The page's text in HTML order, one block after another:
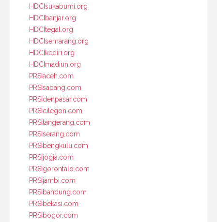
HDCIsukabumi.org
HDCIbanjar.org
HDCItegal.org
HDCIsemarang.org
HDCIkediri.org
HDCImadiun.org
PRSIaceh.com
PRSIsabang.com
PRSIdenpasar.com
PRSIcilegon.com
PRSItangerang.com
PRSIserang.com
PRSIbengkulu.com
PRSIjogja.com
PRSIgorontalo.com
PRSIjambi.com
PRSIbandung.com
PRSIbekasi.com
PRSIbogor.com